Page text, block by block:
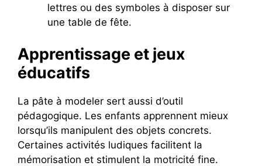
lettres ou des symboles à disposer sur
une table de fête.
Apprentissage et jeux
éducatifs
La pâte à modeler sert aussi d’outil
pédagogique. Les enfants apprennent mieux
lorsqu’ils manipulent des objets concrets.
Certaines activités ludiques facilitent la
mémorisation et stimulent la motricité fine.